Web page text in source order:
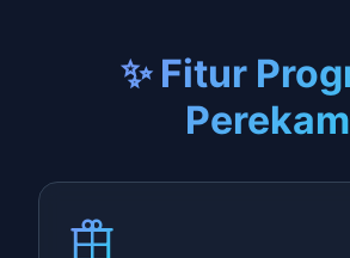
✨ Fitur
Perekam